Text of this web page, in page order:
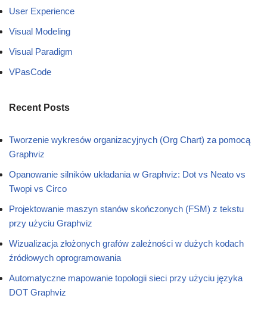
User Experience
Visual Modeling
Visual Paradigm
VPasCode
Recent Posts
Tworzenie wykresów organizacyjnych (Org Chart) za pomocą
Graphviz
Opanowanie silników układania w Graphviz: Dot vs Neato vs
Twopi vs Circo
Projektowanie maszyn stanów skończonych (FSM) z tekstu
przy użyciu Graphviz
Wizualizacja złożonych grafów zależności w dużych kodach
źródłowych oprogramowania
Automatyczne mapowanie topologii sieci przy użyciu języka
DOT Graphviz